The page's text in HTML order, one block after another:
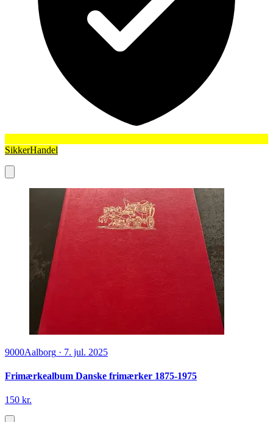
SikkerHandel
9000Aalborg · 7. jul. 2025
Frimærkealbum Danske frimærker 1875-1975
150 kr.